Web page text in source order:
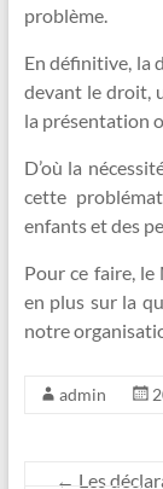
problème.
En définitive, la
devant le droit,
la présentation
D’où la
cette
enfants et des
Pour ce faire, le
en plus sur la
notre
admin
← Les